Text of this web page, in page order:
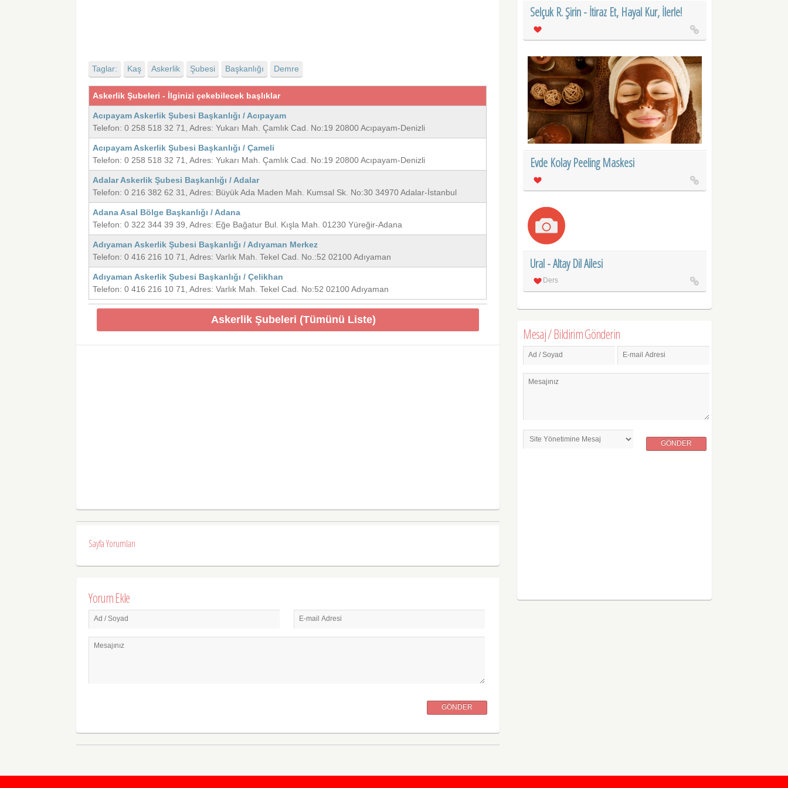
Taglar: Kaş Askerlik Şubesi Başkanlığı Demre
Askerlik Şubeleri - İlginizi çekebilecek başlıklar
Acıpayam Askerlik Şubesi Başkanlığı / Acıpayam
Telefon: 0 258 518 32 71, Adres: Yukarı Mah. Çamlık Cad. No:19 20800 Acıpayam-Denizli
Acıpayam Askerlik Şubesi Başkanlığı / Çameli
Telefon: 0 258 518 32 71, Adres: Yukarı Mah. Çamlık Cad. No:19 20800 Acıpayam-Denizli
Adalar Askerlik Şubesi Başkanlığı / Adalar
Telefon: 0 216 382 62 31, Adres: Büyük Ada Maden Mah. Kumsal Sk. No:30 34970 Adalar-İstanbul
Adana Asal Bölge Başkanlığı / Adana
Telefon: 0 322 344 39 39, Adres: Eğe Bağatur Bul. Kışla Mah. 01230 Yüreğir-Adana
Adıyaman Askerlik Şubesi Başkanlığı / Adıyaman Merkez
Telefon: 0 416 216 10 71, Adres: Varlık Mah. Tekel Cad. No.:52 02100 Adıyaman
Adıyaman Askerlik Şubesi Başkanlığı / Çelikhan
Telefon: 0 416 216 10 71, Adres: Varlık Mah. Tekel Cad. No:52 02100 Adıyaman
Askerlik Şubeleri (Tümünü Liste)
Sayfa Yorumları
Yorum Ekle
Ad / Soyad E-mail Adresi
Mesajınız
GÖNDER
Selçuk R. Şirin - İtiraz Et, Hayal Kur, İlerle!
Evde Kolay Peeling Maskesi
Ural - Altay Dil Ailesi
Ders
Mesaj / Bildirim Gönderin
Ad / Soyad E-mail Adresi
Mesajınız
GÖNDER